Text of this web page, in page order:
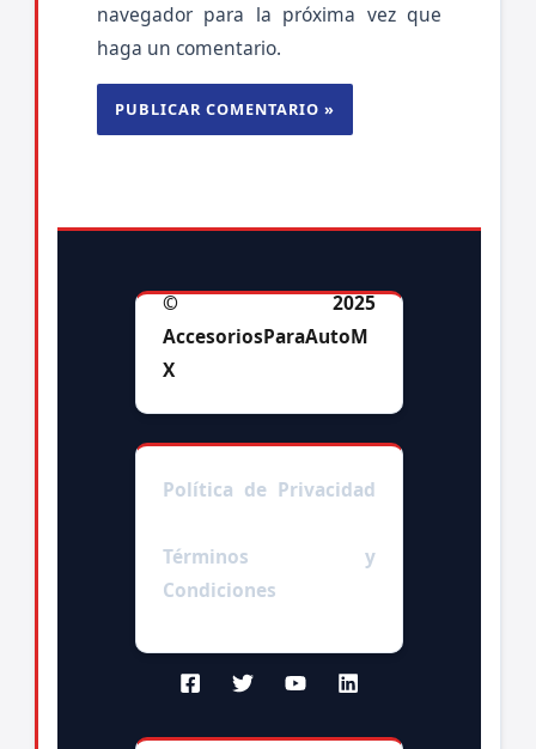
navegador para la próxima vez que
haga un comentario.
© 2025
AccesoriosParaAutoM
X
Política de Privacidad
Términos y
Condiciones